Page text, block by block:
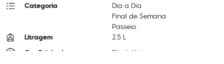
Categoria
Dia a Dia
Final de Semana
Passeio
Litragem 2.5 L
Cor Original Black Noir